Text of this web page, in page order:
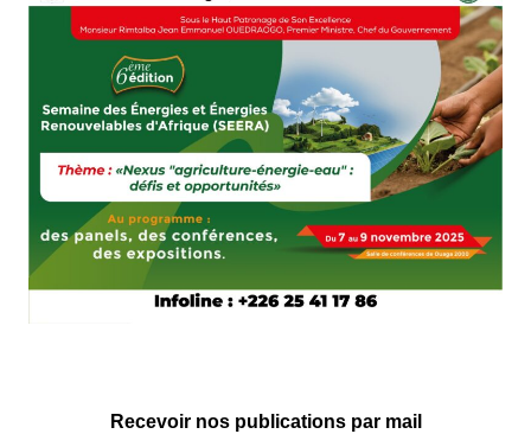
Recevoir nos publications par mail